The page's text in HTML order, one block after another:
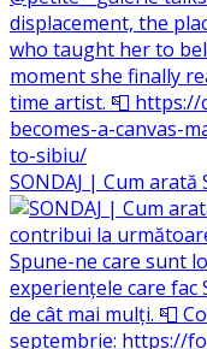
SONDAJ | Cum